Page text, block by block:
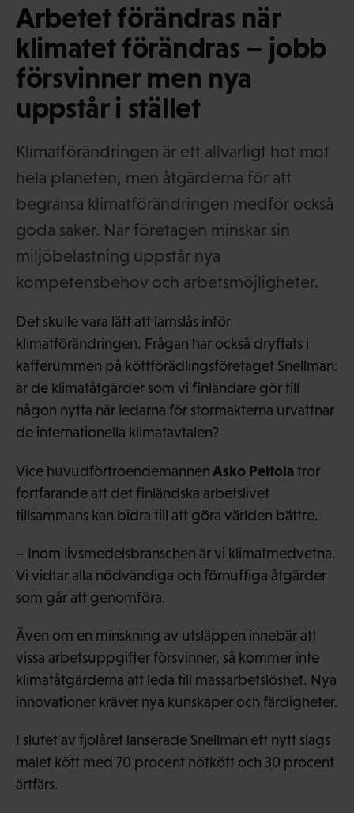
Arbetet förändras när
klimatet förändras – jobb
försvinner men nya
uppstår i stället
Klimatförändringen är ett allvarligt hot mot
hela planeten, men åtgärderna för att
begränsa klimatförändringen medför också
goda saker. När företagen minskar sin
miljöbelastning uppstår nya
kompetensbehov och arbetsmöjligheter.
Det skulle vara lätt att lamslås inför
klimatförändringen. Frågan har också dryftats i
kafferummen på köttförädlingsföretaget Snellman:
är de klimatåtgärder som vi finländare gör till
någon nytta när ledarna för stormakterna urvattnar
de internationella klimatavtalen?
Vice huvudförtroendemannenAsko Peltola tror
fortfarande att det finländska arbetslivet
tillsammans kan bidra till att göra världen bättre.
– Inom livsmedelsbranschen är vi klimatmedvetna.
Vi vidtar alla nödvändiga och förnuftiga åtgärder
som går att genomföra.
Även om en minskning av utsläppen innebär att
vissa arbetsuppgifter försvinner, så kommer inte
klimatåtgärderna att leda till massarbetslöshet. Nya
innovationer kräver nya kunskaper och färdigheter.
I slutet av fjolåret lanserade Snellman ett nytt slags
malet kött med 70 procent nötkött och 30 procent
ärtfärs.